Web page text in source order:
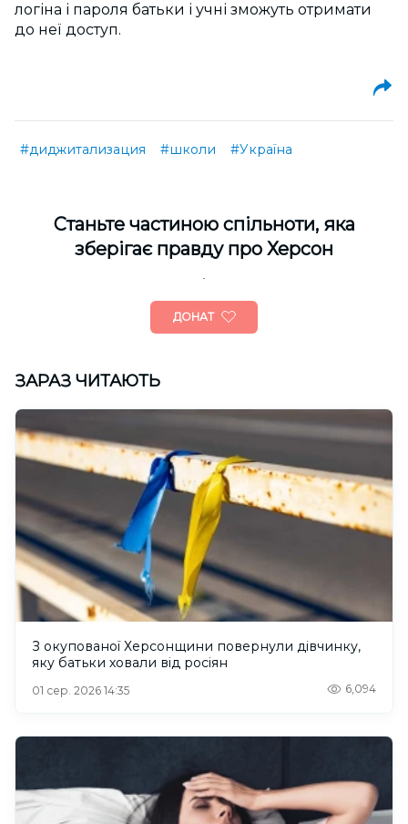
логіна і пароля батьки і учні зможуть отримати
до неї доступ.
#диджитализация #школи #Україна
Cтаньте частиною спільноти, яка
зберігає правду про Херсон
ДОНАТ
ЗАРАЗ ЧИТАЮТЬ
З окупованої Херсонщини повернули дівчинку,
яку батьки ховали від росіян
01 сер. 2026 14:35 6,094